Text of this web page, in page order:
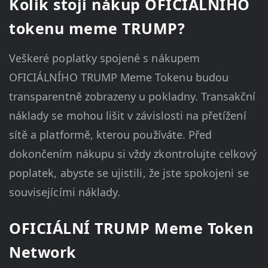
Kolik stojí nákup OFICIÁLNÍHO
tokenu meme TRUMP?
Veškeré poplatky spojené s nákupem
OFICIÁLNÍHO TRUMP Meme Tokenu budou
transparentně zobrazeny u pokladny. Transakční
náklady se mohou lišit v závislosti na přetížení
sítě a platformě, kterou používáte. Před
dokončením nákupu si vždy zkontrolujte celkový
poplatek, abyste se ujistili, že jste spokojeni se
souvisejícími náklady.
OFICIÁLNÍ TRUMP Meme Token
Network